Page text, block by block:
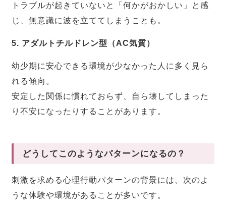
トラブルが起きていないと「何かがおかしい」と感
じ、無意識に波を立ててしまうことも。
5. アダルトチルドレン型（AC気質）
幼少期に安心できる環境が少なかった人に多く見ら
れる傾向。
安定した関係に慣れておらず、自ら壊してしまった
り不安になったりすることがあります。
どうしてこのようなパターンになるの？
刺激を求める心理行動パターンの背景には、次のよ
うな体験や環境があることが多いです。